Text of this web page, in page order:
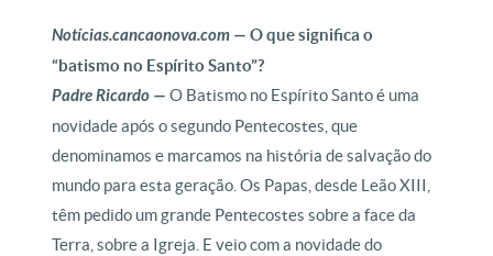
Notícias.cancaonova.com — O que significa o
“batismo no Espírito Santo”?
Padre Ricardo —O Batismo no Espírito Santo é uma
novidade após o segundo Pentecostes, que
denominamos e marcamos na história de salvação do
mundo para esta geração. Os Papas, desde Leão XIII,
têm pedido um grande Pentecostes sobre a face da
Terra, sobre a Igreja. E veio com a novidade do